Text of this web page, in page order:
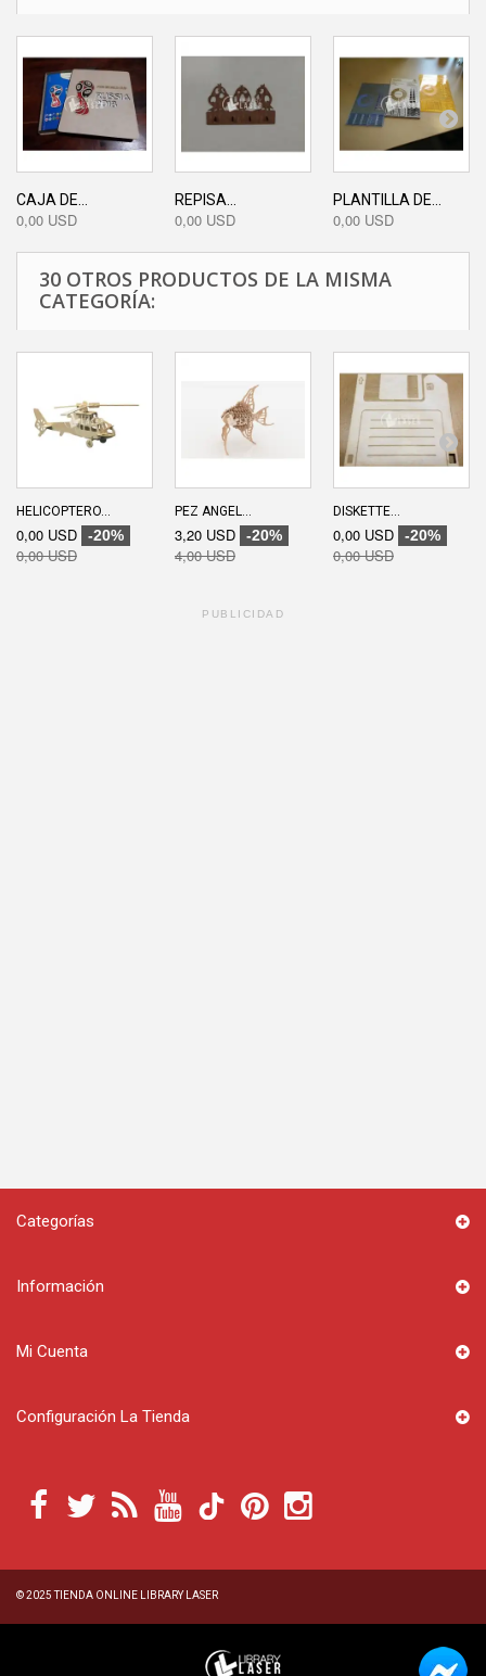
CAJA DE...
0,00 USD
REPISA...
0,00 USD
PLANTILLA DE...
0,00 USD
30 OTROS PRODUCTOS DE LA MISMA
CATEGORÍA:
HELICOPTERO...
0,00 USD -20%
0,00 USD
PEZ ANGEL...
3,20 USD -20%
4,00 USD
DISKETTE...
0,00 USD -20%
0,00 USD
PUBLICIDAD
Categorías
Información
© 2025TIENDA ONLINE LIBRARY LASER
Mi Cuenta
Configuración La Tienda